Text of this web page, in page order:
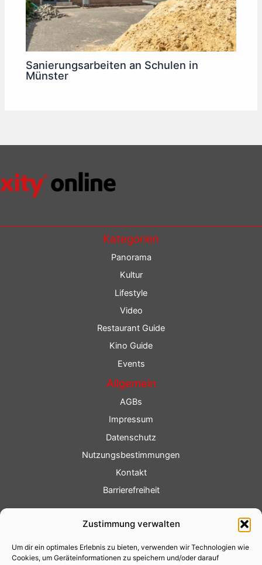
Zustimmung verwalten
Um dir ein optimales Erlebnis zu bieten, verwenden wir Technologien wie
Cookies, um Geräteinformationen zu speichern und/oder darauf
Sanierungsarbeiten an Schulen in
Münster
Kategorien
Panorama
Kultur
Lifestyle
Video
Restaurant Guide
Kino Guide
Events
Allgemein
AGBs
Impressum
Datenschutz
Nutzungsbestimmungen
Kontakt
Barrierefreiheit
Fotoservice
Videoservice